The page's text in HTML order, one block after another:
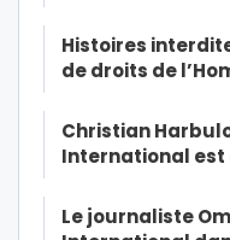
Histoires
de droits de
Christian
International est
Le journaliste